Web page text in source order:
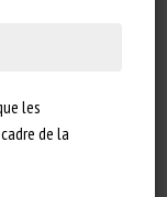
les
de la